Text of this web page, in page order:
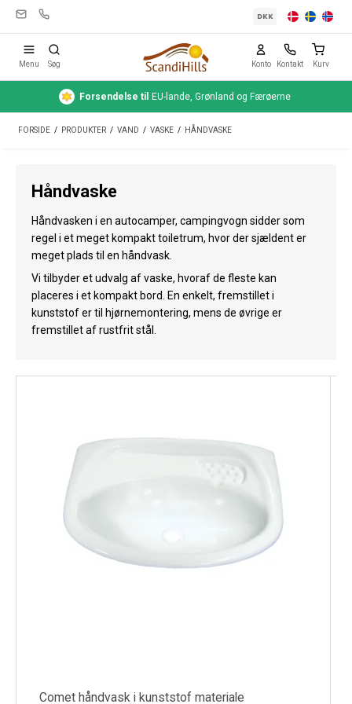
Campingudstyr
Telte
Rejseudstyr
Gas
Vand
Reservedele
DKK
Menu Søg Konto Kontakt Kurv
Forsendelse til EU-lande, Grønland og Færøerne
FORSIDE / PRODUKTER / VAND / VASKE / HÅNDVASKE
Håndvaske
Håndvasken i en autocamper, campingvogn sidder som
regel i et meget kompakt toiletrum, hvor der sjældent er
meget plads til en håndvask.
Vi tilbyder et udvalg af vaske, hvoraf de fleste kan
placeres i et kompakt bord. En enkelt, fremstillet i
kunststof er til hjørnemontering, mens de øvrige er
fremstillet af rustfrit stål.
Comet håndvask i kunststof materiale